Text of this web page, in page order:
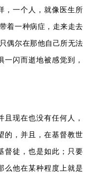
，一个人，就像医生所
着一种病症，走来走去
偶尔在那他自己所无法
闪而逝地被感觉到，
现在也没有任何人，
的，并且，在基督教世
督徒，也是如此；只要
么他在某种程度上就是